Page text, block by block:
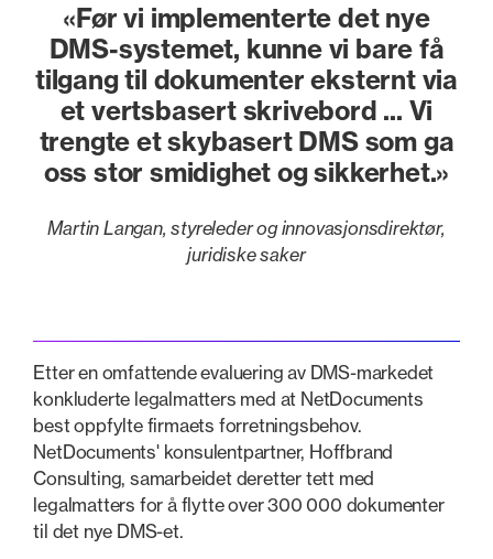
«Før vi implementerte det nye
DMS-systemet, kunne vi bare få
tilgang til dokumenter eksternt via
et vertsbasert skrivebord ... Vi
trengte et skybasert DMS som ga
oss stor smidighet og sikkerhet.»
Martin Langan, styreleder og innovasjonsdirektør,
juridiske saker
Etter en omfattende evaluering av DMS-markedet
konkluderte legalmatters med at NetDocuments
best oppfylte firmaets forretningsbehov.
NetDocuments' konsulentpartner, Hoffbrand
Consulting, samarbeidet deretter tett med
legalmatters for å flytte over 300 000 dokumenter
til det nye DMS-et.